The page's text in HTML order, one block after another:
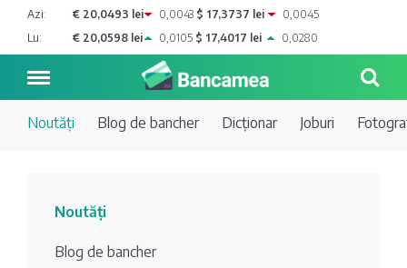
Azi: € 20,0493 lei 0,0043 $ 17,3737 lei
0,0045
Lu:
€ 20,0598 lei 0,0105 $ 17,4017 lei 0,0280
bancher
Noutăți Blog de bancher Dicționar Joburi
Noutăți
Blog de bancher